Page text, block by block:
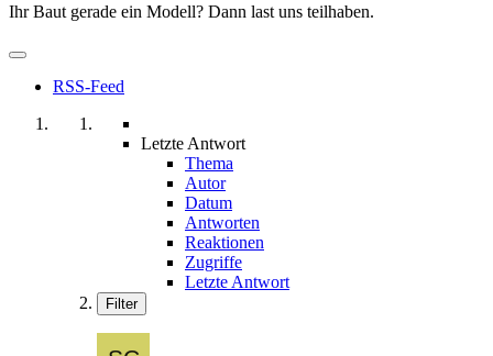
Ihr Baut gerade ein Modell? Dann last uns teilhaben.
RSS-Feed
Letzte Antwort
Thema
Autor
Datum
Antworten
Reaktionen
Zugriffe
Letzte Antwort
Filter